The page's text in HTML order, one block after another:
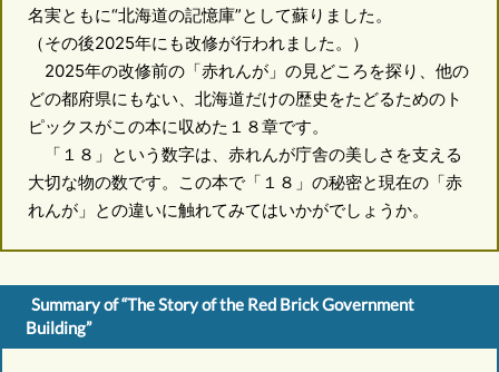
名実ともに“北海道の記憶庫”として蘇りました。
（その後2025年にも改修が行われました。）
2025年の改修前の「赤れんが」の見どころを探り、他の
どの都府県にもない、北海道だけの歴史をたどるためのト
ピックスがこの本に収めた１８章です。
「１８」という数字は、赤れんが庁舎の美しさを支える
大切な物の数です。この本で「１８」の秘密と現在の「赤
れんが」との違いに触れてみてはいかがでしょうか。
Summary of “The Story of the Red Brick Government
Building”